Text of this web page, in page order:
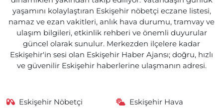
yaşamını kolaylaştıran Eskişehir nöbetçi eczane listesi,
namaz ve ezan vakitleri, anlık hava durumu, tramvay ve
ulaşım bilgileri, etkinlik rehberi ve önemli duyurular
güncel olarak sunulur. Merkezden ilçelere kadar
Eskişehir'in sesi olan Eskişehir Haber Ajansı; doğru, hızlı
ve güvenilir Eskişehir haberlerine ulaşmanın adresi.
Eskişehir Nöbetçi
Eskişehir Hava